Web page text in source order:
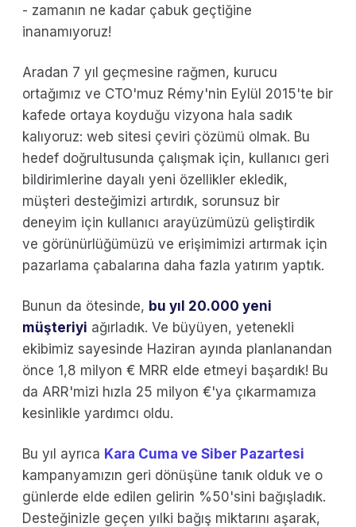
- zamanın ne kadar çabuk geçtiğine
inanamıyoruz!
Aradan 7 yıl geçmesine rağmen, kurucu
ortağımız ve CTO'muz Rémy'nin Eylül 2015'te bir
kafede ortaya koyduğu vizyona hala sadık
kalıyoruz: web sitesi çeviri çözümü olmak. Bu
hedef doğrultusunda çalışmak için, kullanıcı geri
bildirimlerine dayalı yeni özellikler ekledik,
müşteri desteğimizi artırdık, sorunsuz bir
deneyim için kullanıcı arayüzümüzü geliştirdik
ve görünürlüğümüzü ve erişimimizi artırmak için
pazarlama çabalarına daha fazla yatırım yaptık.
Bunun da ötesinde, bu yıl 20.000 yeni
müşteriyi ağırladık. Ve büyüyen, yetenekli
ekibimiz sayesinde Haziran ayında planlanandan
önce 1,8 milyon € MRR elde etmeyi başardık! Bu
da ARR'mizi hızla 25 milyon €'ya çıkarmamıza
kesinlikle yardımcı oldu.
Bu yıl ayrıca Kara Cuma ve Siber Pazartesi
kampanyamızın geri dönüşüne tanık olduk ve o
günlerde elde edilen gelirin %50'sini bağışladık.
Desteğinizle geçen yılki bağış miktarını aşarak,